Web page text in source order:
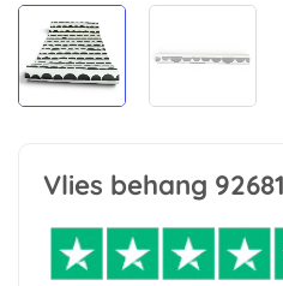
Vlies behang